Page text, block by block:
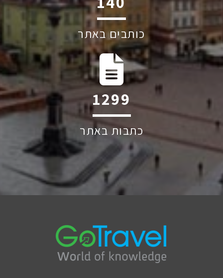
כותבים באתר
1906
כתבות באתר